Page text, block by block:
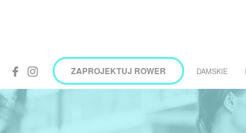
ZAPROJEKTUJ ROWER DAMSKIE